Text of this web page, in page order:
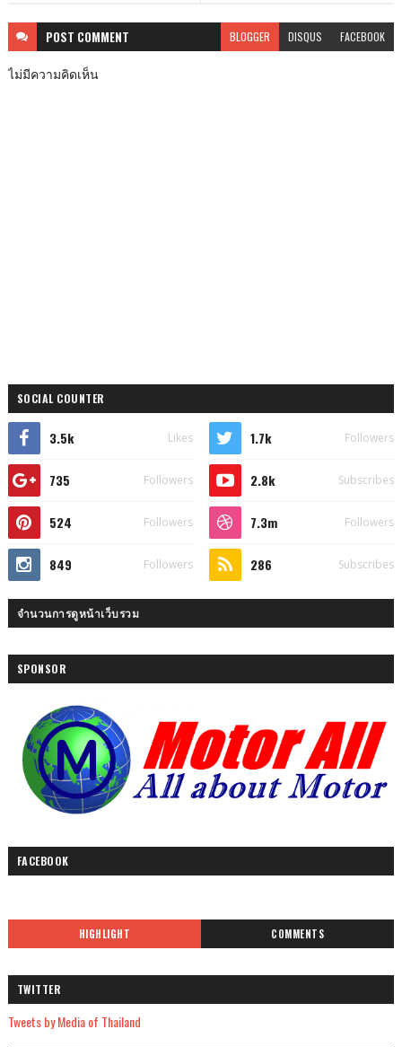
POST COMMENT BLOGGER DISQUS FACEBOOK
ไม่มีความคิดเห็น
SOCIAL COUNTER
3.5k Likes 1.7k Followers
735 Followers 2.8k Subscribes
524 Followers 7.3m Followers
849 Followers 286 Subscribes
จำนวนการดูหน้าเว็บรวม
SPONSOR
FACEBOOK
HIGHLIGHT COMMENTS
TWITTER
Tweets by Media of Thailand